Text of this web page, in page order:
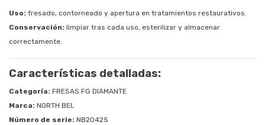
Uso: fresado, contorneado y apertura en tratamientos restaurativos.
Conservación: limpiar tras cada uso, esterilizar y almacenar
correctamente.
Características detalladas:
Categoría: FRESAS FG DIAMANTE
Marca: NORTH BEL
Número de serie: NB20425